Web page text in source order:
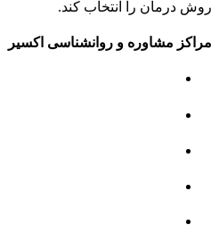
روش درمان را انتخاب کند.
مراکز مشاوره و روانشناسی اکسیر